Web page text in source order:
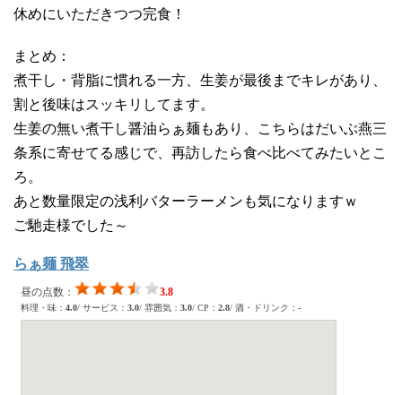
休めにいただきつつ完食！
まとめ：
煮干し・背脂に慣れる一方、生姜が最後までキレがあり、
割と後味はスッキリしてます。
生姜の無い煮干し醤油らぁ麺もあり、こちらはだいぶ燕三
条系に寄せてる感じで、再訪したら食べ比べてみたいとこ
ろ。
あと数量限定の浅利バターラーメンも気になりますｗ
ご馳走様でした～
らぁ麺 飛翠